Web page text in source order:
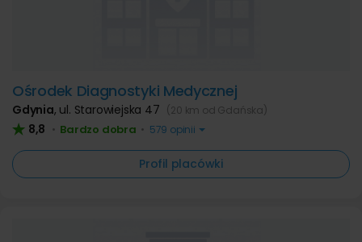
Ośrodek Diagnostyki Medycznej
Gdynia, ul. Starowiejska 47 (20 km od Gdańska)
8,8 • Bardzo dobra • 579 opinii
Profil placówki